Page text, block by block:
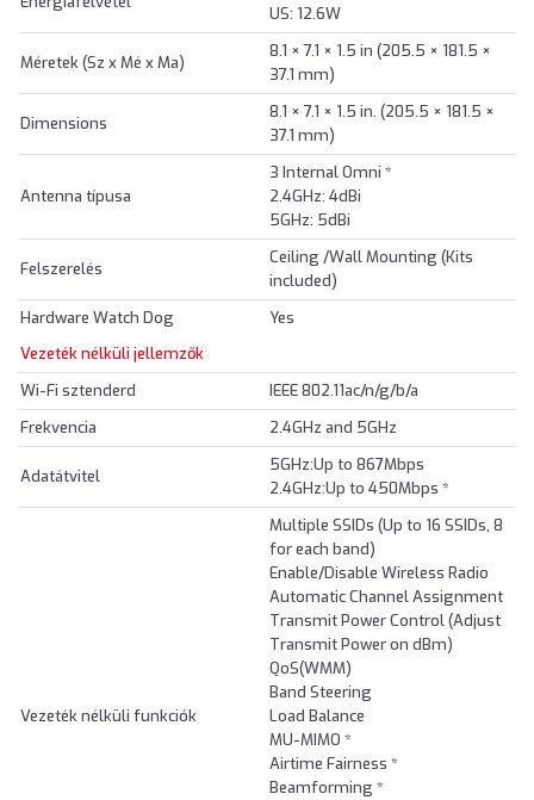
US: 12.6W
Méretek (Sz x Mé x Ma)
8.1 × 7.1 × 1.5 in (205.5 × 181.5 ×
37.1 mm)
Dimensions
8.1 × 7.1 × 1.5 in. (205.5 × 181.5 ×
37.1 mm)
Antenna típusa
3 Internal Omni *
2.4GHz: 4dBi
5GHz: 5dBi
Felszerelés
Ceiling /Wall Mounting (Kits
included)
Hardware Watch Dog
Yes
Vezeték nélküli jellemzők
Wi-Fi sztenderd
IEEE 802.11ac/n/g/b/a
Frekvencia
2.4GHz and 5GHz
Adatátvitel
5GHz:Up to 867Mbps
2.4GHz:Up to 450Mbps *
Vezeték nélküli funkciók
Multiple SSIDs (Up to 16 SSIDs, 8
for each band)
Enable/Disable Wireless Radio
Automatic Channel Assignment
Transmit Power Control (Adjust
Transmit Power on dBm)
QoS(WMM)
Band Steering
Load Balance
MU-MIMO *
Airtime Fairness *
Beamforming *